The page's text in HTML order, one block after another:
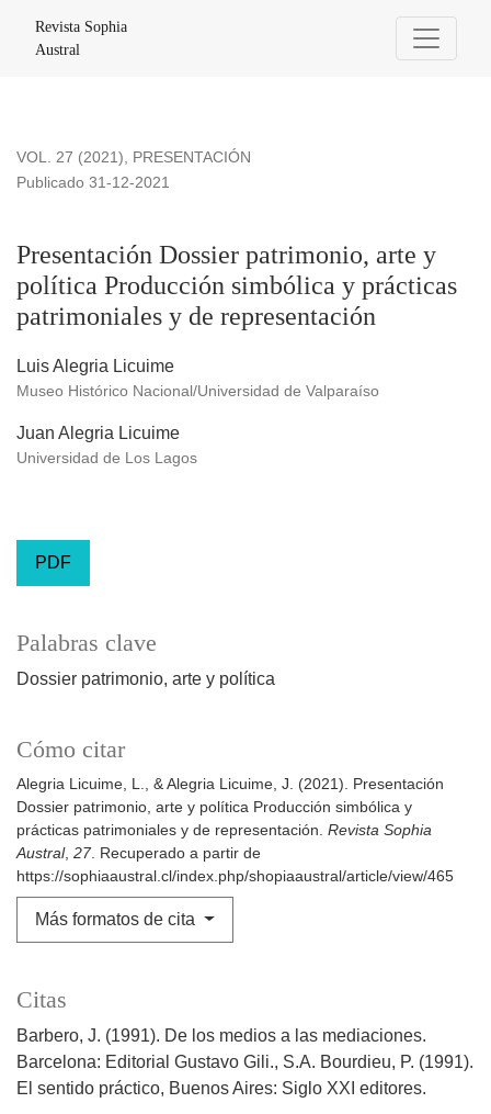
Revista Sophia
Austral
VOL. 27 (2021), PRESENTACIÓN
Presentación Dossier patrimonio, arte y
política Producción simbólica y prácticas
patrimoniales y de representación
Publicado 31-12-2021
Luis Alegria Licuime
Museo Histórico Nacional/Universidad de Valparaíso
Juan Alegria Licuime
Universidad de Los Lagos
PDF
Palabras clave
Dossier patrimonio, arte y política
Cómo citar
Alegria Licuime, L., & Alegria Licuime, J. (2021). Presentación
Dossier patrimonio, arte y política Producción simbólica y
prácticas patrimoniales y de representación. Revista Sophia
Austral, 27. Recuperado a partir de
https://sophiaaustral.cl/index.php/shopiaaustral/article/view/465
Más formatos de cita
Citas
Barbero, J. (1991). De los medios a las mediaciones.
Barcelona: Editorial Gustavo Gili., S.A. Bourdieu, P. (1991).
El sentido práctico, Buenos Aires: Siglo XXI editores.